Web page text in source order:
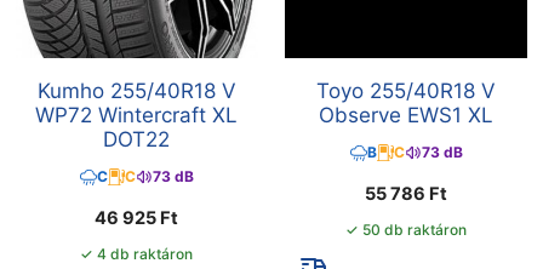
Kumho 255/40R18 V
WP72 Wintercraft XL
DOT22
C C 73 dB
46 925 Ft
✓ 4 db raktáron
Toyo 255/40R18 V
Observe EWS1 XL
B C 73 dB
55 786 Ft
✓ 50 db raktáron